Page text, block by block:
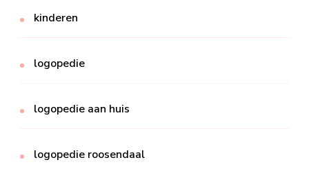
kinderen
logopedie
logopedie aan huis
logopedie roosendaal